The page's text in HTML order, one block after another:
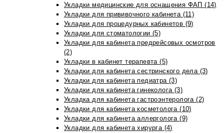
Укладки медицинские для оснащения ФАП (14)
Укладки для прививочного кабинета (11)
Укладки для процедурных кабинетов (9)
Укладки для стоматологии (5)
Укладки для кабинета предрейсовых осмотров
(2)
Укладки в кабинет терапевта (5)
Укладки для кабинета сестринского дела (3)
Укладки для кабинета педиатра (3)
Укладки для кабинета гинеколога (3)
Укладка для кабинета гастроэнтеролога (2)
Укладки для кабинета косметолога (10)
Укладки для кабинета аллерголога (9)
Укладки для кабинета хирурга (4)